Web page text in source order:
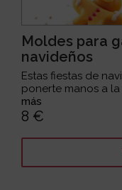
Moldes para
navideños
Estas fiestas de
ponerte manos a la
más
8 €